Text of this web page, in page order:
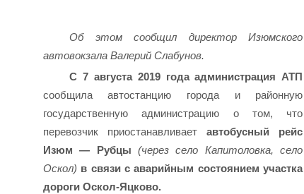
Об этом сообщил директор Изюмского
автовокзала Валерий Слабунов.
С 7 августа 2019 года администрация АТП
сообщила автостанцию города и районную
государственную администрацию о том, что
перевозчик приостанавливаетавтобусный рейс
Изюм — Рубцы (через село Капитоловка, село
Оскол) в связи с аварийным состоянием участка
дороги Оскол-Яцково.